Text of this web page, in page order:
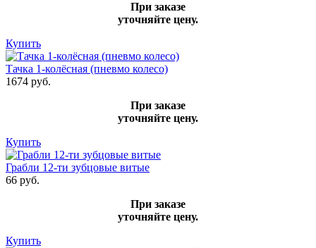
При заказе
уточняйте цену.
Купить
Тачка 1-колёсная (пневмо колесо)
1674 руб.
При заказе
уточняйте цену.
Купить
Грабли 12-ти зубцовые витые
66 руб.
При заказе
уточняйте цену.
Купить